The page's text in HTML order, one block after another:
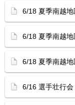
6/18 夏季南越
6/18 夏季南越
6/18 夏季南越
6/16 選手壮行会